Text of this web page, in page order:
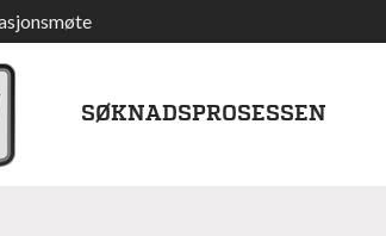
SØKNADSPROSESSEN